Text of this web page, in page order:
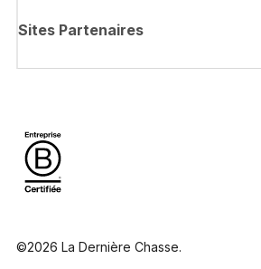
Sites Partenaires
©2026 La Dernière Chasse.